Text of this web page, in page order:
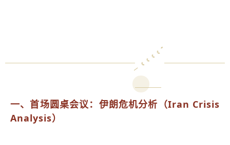
一、首场圆桌会议：伊朗危机分析（Iran Crisis
Analysis）